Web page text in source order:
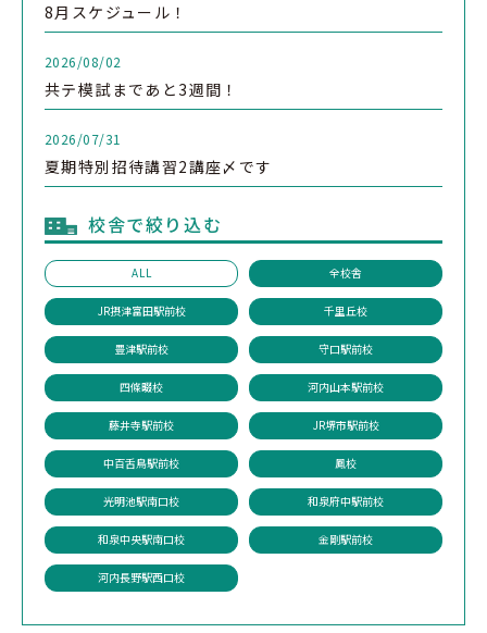
8月スケジュール！
2026/08/02
共テ模試まであと3週間！
2026/07/31
夏期特別招待講習2講座〆です
校舎で絞り込む
ALL 全校舎
JR摂津富田駅前校 千里丘校
豊津駅前校 守口駅前校
四條畷校 河内山本駅前校
藤井寺駅前校 JR堺市駅前校
中百舌鳥駅前校 鳳校
光明池駅南口校 和泉府中駅前校
和泉中央駅南口校 金剛駅前校
河内長野駅西口校